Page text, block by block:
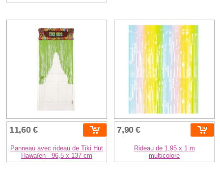
11,60 €
Panneau avec rideau de Tiki Hut
Hawaïen - 96,5 x 137 cm
7,90 €
Rideau de 1,95 x 1 m
multicolore